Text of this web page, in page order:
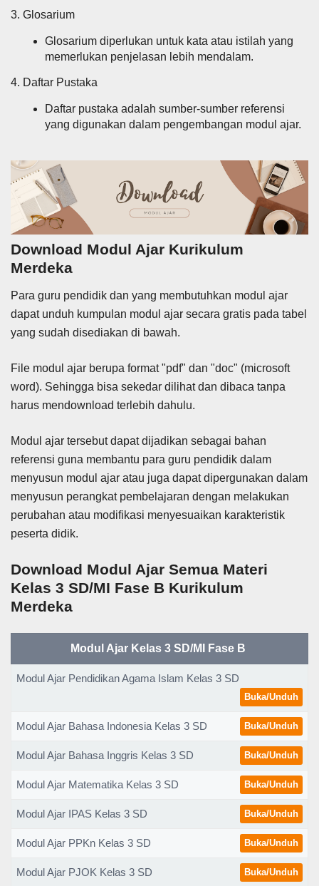
3. Glosarium
Glosarium diperlukan untuk kata atau istilah yang
memerlukan penjelasan lebih mendalam.
4. Daftar Pustaka
Daftar pustaka adalah sumber-sumber referensi
yang digunakan dalam pengembangan modul ajar.
Download Modul Ajar Kurikulum
Merdeka
Para guru pendidik dan yang membutuhkan modul ajar
dapat unduh kumpulan modul ajar secara gratis pada tabel
yang sudah disediakan di bawah.
File modul ajar berupa format "pdf" dan "doc" (microsoft
word). Sehingga bisa sekedar dilihat dan dibaca tanpa
harus mendownload terlebih dahulu.
Modul ajar tersebut dapat dijadikan sebagai bahan
referensi guna membantu para guru pendidik dalam
menyusun modul ajar atau juga dapat dipergunakan dalam
menyusun perangkat pembelajaran dengan melakukan
perubahan atau modifikasi menyesuaikan karakteristik
peserta didik.
Download Modul Ajar Semua Materi
Kelas 3 SD/MI Fase B Kurikulum
Merdeka
Modul Ajar Kelas 3 SD/MI Fase B
Modul Ajar Pendidikan Agama Islam Kelas 3 SD
Buka/Unduh
Modul Ajar Bahasa Indonesia Kelas 3 SD Buka/Unduh
Modul Ajar Bahasa Inggris Kelas 3 SD Buka/Unduh
Modul Ajar Matematika Kelas 3 SD Buka/Unduh
Modul Ajar IPAS Kelas 3 SD Buka/Unduh
Modul Ajar PPKn Kelas 3 SD Buka/Unduh
Modul Ajar PJOK Kelas 3 SD Buka/Unduh